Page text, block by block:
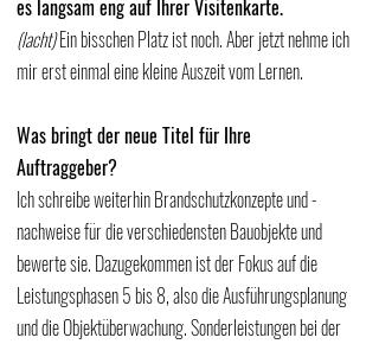
es langsam eng auf Ihrer Visitenkarte.
(lacht) Ein bisschen Platz ist noch. Aber jetzt nehme ich
mir erst einmal eine kleine Auszeit vom Lernen.
Was bringt der neue Titel für Ihre
Auftraggeber?
Ich schreibe weiterhin Brandschutzkonzepte und -
nachweise für die verschiedensten Bauobjekte und
bewerte sie. Dazugekommen ist der Fokus auf die
Leistungsphasen 5 bis 8, also die Ausführungsplanung
und die Objektüberwachung. Sonderleistungen bei der